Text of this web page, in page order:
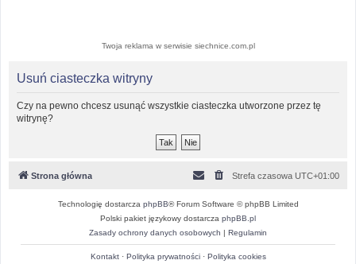
Twoja reklama w serwisie siechnice.com.pl
Usuń ciasteczka witryny
Czy na pewno chcesz usunąć wszystkie ciasteczka utworzone przez tę
witrynę?
Strona główna Strefa czasowa UTC+01:00
Technologię dostarcza phpBB® Forum Software © phpBB Limited
Polski pakiet językowy dostarcza phpBB.pl
Zasady ochrony danych osobowych | Regulamin
Kontakt· Polityka prywatności· Polityka cookies